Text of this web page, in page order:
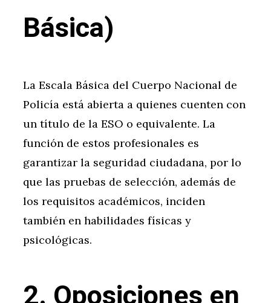
Básica)
La Escala Básica del Cuerpo Nacional de
Policía está abierta a quienes cuenten con
un título de la ESO o equivalente. La
función de estos profesionales es
garantizar la seguridad ciudadana, por lo
que las pruebas de selección, además de
los requisitos académicos, inciden
también en habilidades físicas y
psicológicas.